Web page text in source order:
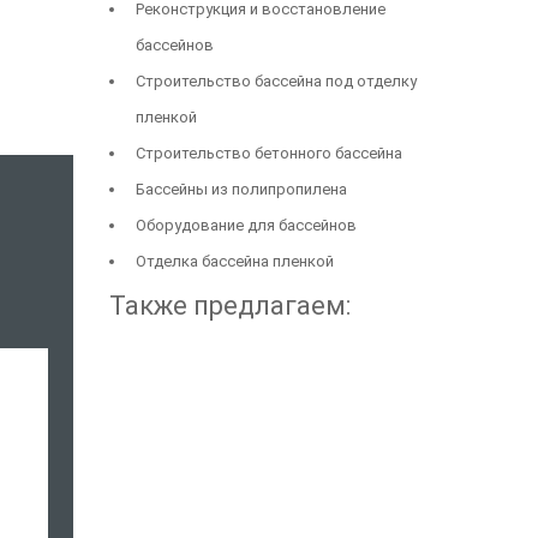
Реконструкция и восстановление
бассейнов
Строительство бассейна под отделку
пленкой
Строительство бетонного бассейна
Бассейны из полипропилена
Оборудование для бассейнов
Отделка бассейна пленкой
Также предлагаем: